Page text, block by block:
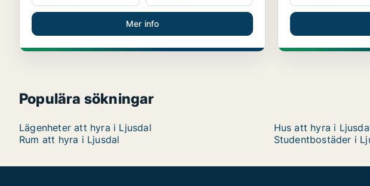
Mer info
Populära sökningar
Lägenheter att hyra i Ljusdal Hus att hyra i
Rum att hyra i Ljusdal
Studentbostäder i